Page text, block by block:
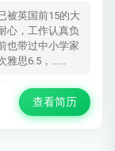
被英国前15的大
心，工作认真负
也带过中小学家
雅思6.5，......
查看简历